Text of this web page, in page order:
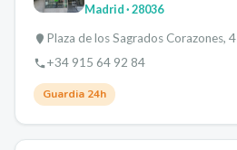
Madrid· 28036
Plaza de los Sagrados Corazones, 4
+34 915 64 92 84
Guardia 24h